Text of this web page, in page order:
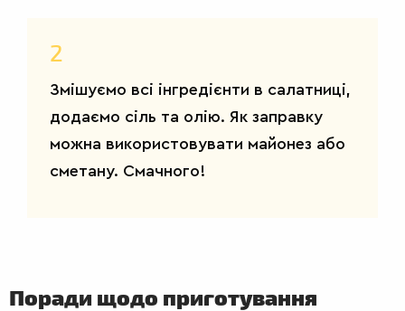
2
Змішуємо всі інгредієнти в салатниці,
додаємо сіль та олію. Як заправку
можна використовувати майонез або
сметану. Смачного!
Поради щодо приготування